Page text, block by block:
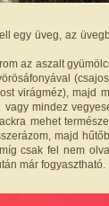
egy üveg, az
az aszalt
virágméz), majd
vagy mindez
mehet
majd
csak fel nem
már fogyasztható.